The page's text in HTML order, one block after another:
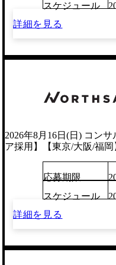
スケジュール
詳細を見る
2026年8月16日(日) コン
ア採用】【東京/大阪/福岡
応募期限
スケジュール
詳細を見る